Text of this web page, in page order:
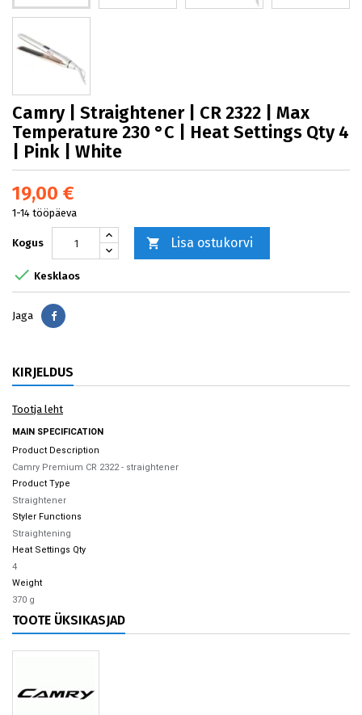
Camry | Straightener | CR 2322 | Max
Temperature 230 °C | Heat Settings Qty 4
| Pink | White
19,00 €
1-14 tööpäeva
Kogus  Lisa ostukorvi
 Kesklaos
Jaga Jaga
KIRJELDUS
Tootja leht
MAIN SPECIFICATION
Product Description
Camry Premium CR 2322 - straightener
Product Type
Straightener
Styler Functions
Straightening
Heat Settings Qty
4
Weight
370 g
TOOTE ÜKSIKASJAD